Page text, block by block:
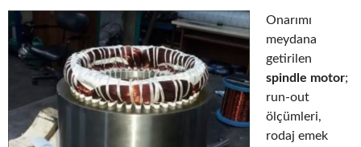
Onarımı
meydana
getirilen
spindle motor;
run-out
ölçümleri,
rodaj emek